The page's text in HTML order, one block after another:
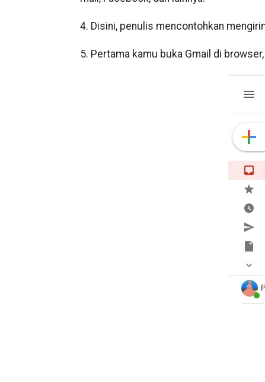
4. Disini, penulis mencontohkan
5. Pertama kamu buka Gmail di